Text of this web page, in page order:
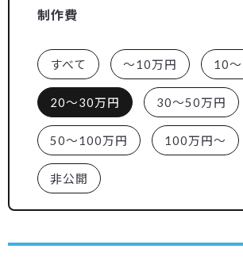
制作費
すべて ～10万円 10
20～30万円 30～50万円
50～100万円 100万円～
非公開